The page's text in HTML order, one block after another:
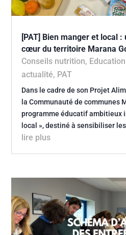
[PAT] Bien manger et local
cœur du territoire Marana
Conseils nutrition,
actualité, PAT
Dans le cadre de son Projet
la Communauté de communes
programme éducatif ambitieux
local », destiné à sensibiliser
lire plus